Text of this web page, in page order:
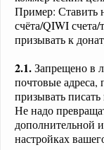
Пример: Ставить
счёта/QIWI
призывать к
2.1.Запрещено в
почтовые адреса,
призывать
Не надо
дополнительной
настройках